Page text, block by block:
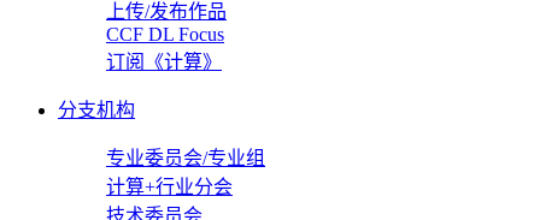
上传/发布作品
CCF DL Focus
订阅《计算》
分支机构
专业委员会/专业组
计算+行业分会
技术委员会